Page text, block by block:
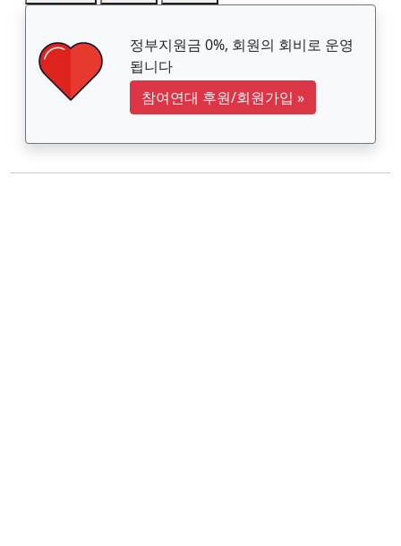
정부지원금 0%, 회원의 회비로 운영
됩니다
참여연대 후원/회원가입 »